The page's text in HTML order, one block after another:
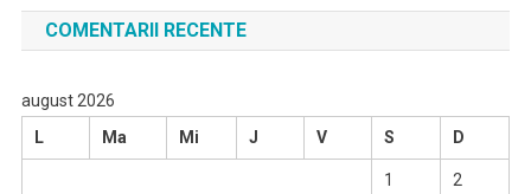
COMENTARII RECENTE
august 2026
L
Ma Mi J V S D
1 2